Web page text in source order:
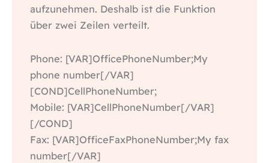
aufzunehmen. Deshalb ist die Funktion
über zwei Zeilen verteilt.
Phone: [VAR]OfficePhoneNumber;My
phone number[/VAR]
[COND]CellPhoneNumber;
Mobile: [VAR]CellPhoneNumber[/VAR]
[/COND]
Fax: [VAR]OfficeFaxPhoneNumber;My fax
number[/VAR]